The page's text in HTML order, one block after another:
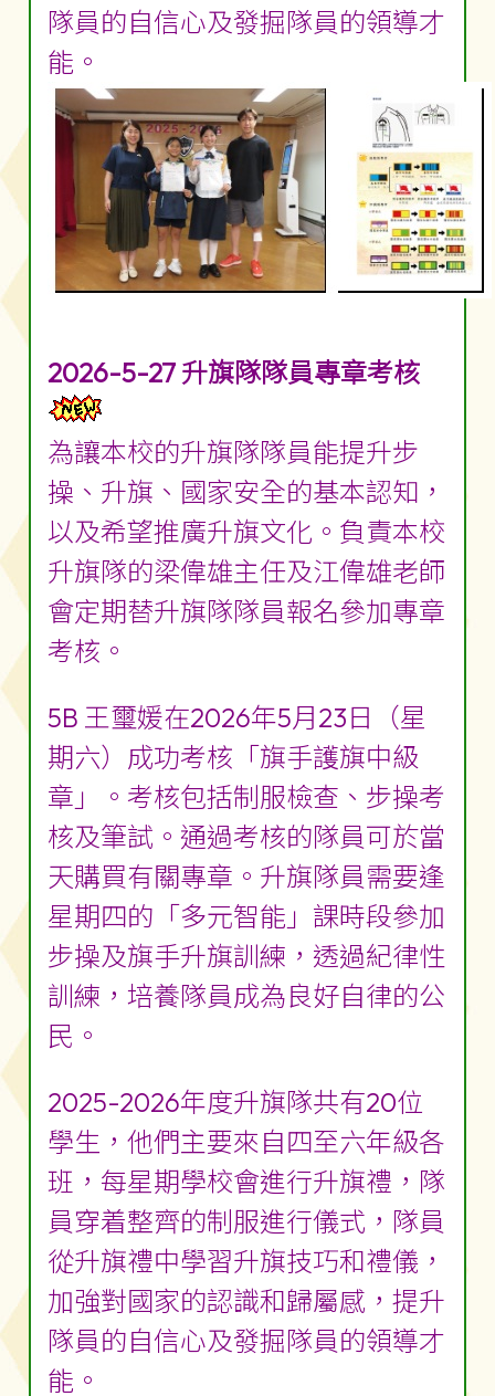
隊員的自信心及發掘隊員的領導才
能。
2026-5-27 升旗隊隊員專章考核
為讓本校的升旗隊隊員能提升步
操、升旗、國家安全的基本認知，
以及希望推廣升旗文化。負責本校
升旗隊的梁偉雄主任及江偉雄老師
會定期替升旗隊隊員報名參加專章
考核。
5B 王璽媛在2026年5月23日（星
期六）成功考核「旗手護旗中級
章」。考核包括制服檢查、步操考
核及筆試。通過考核的隊員可於當
天購買有關專章。升旗隊員需要逢
星期四的「多元智能」課時段參加
步操及旗手升旗訓練，透過紀律性
訓練，培養隊員成為良好自律的公
民。
2025-2026年度升旗隊共有20位
學生，他們主要來自四至六年級各
班，每星期學校會進行升旗禮，隊
員穿着整齊的制服進行儀式，隊員
從升旗禮中學習升旗技巧和禮儀，
加強對國家的認識和歸屬感，提升
隊員的自信心及發掘隊員的領導才
能。